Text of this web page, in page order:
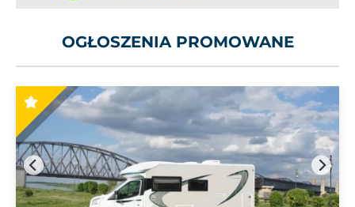
OGŁOSZENIA PROMOWANE